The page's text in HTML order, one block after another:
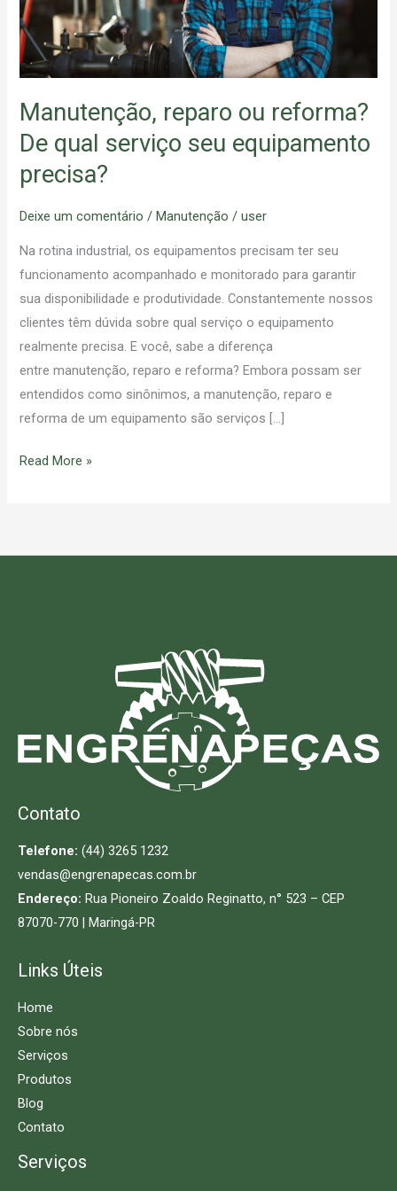
Manutenção, reparo ou reforma?
De qual serviço seu equipamento
precisa?
Deixe um comentário /Manutenção /user
Na rotina industrial, os equipamentos precisam ter seu
funcionamento acompanhado e monitorado para garantir
sua disponibilidade e produtividade. Constantemente nossos
clientes têm dúvida sobre qual serviço o equipamento
realmente precisa. E você, sabe a diferença
entre manutenção, reparo e reforma? Embora possam ser
entendidos como sinônimos, a manutenção, reparo e
reforma de um equipamento são serviços […]
qual
serviço
seu
equipamento
precisa?
Read More »
Contato
Telefone: (44) 3265 1232
vendas@engrenapecas.com.br
Endereço: Rua Pioneiro Zoaldo Reginatto, n° 523 – CEP
87070-770 | Maringá-PR
Links Úteis
Home
Sobre nós
Serviços
Produtos
Blog
Contato
Serviços